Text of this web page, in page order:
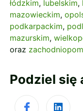
łódzkim, lubelskim,
mazowieckim,
podkarpackim,
mazurskim,
oraz
Podziel się